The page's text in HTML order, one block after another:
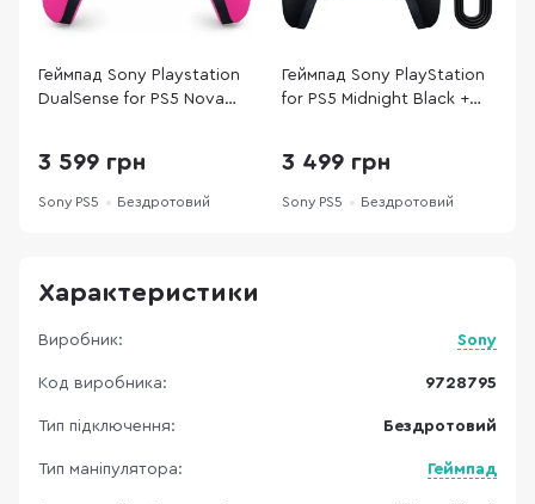
Геймпад Sony Playstation
DualSense for PS5 Nova
3 599 грн
Sony PS5 Бездротовий
Геймпад Sony PlayStation
for PS5 Midnight Black +
3 499 грн
Sony PS5 Бездротовий
Характеристики
Виробник: Sony
Код виробника: 9728795
Тип підключення: Бездротовий
Тип маніпулятора: Геймпад